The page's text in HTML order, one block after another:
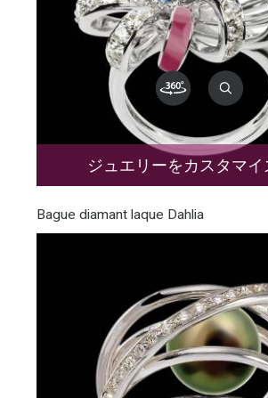
ジュエリーをカスタマイ
Bague diamant laque Dahlia